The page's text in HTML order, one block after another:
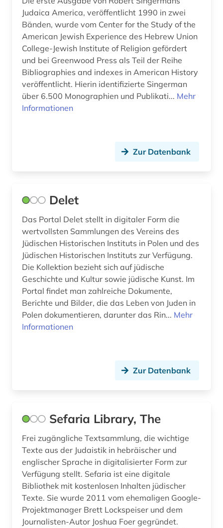
Judaica America, veröffentlicht 1990 in zwei
Bänden, wurde vom Center for the Study of the
American Jewish Experience des Hebrew Union
College-Jewish Institute of Religion gefördert
und bei Greenwood Press als Teil der Reihe
Bibliographies and indexes in American History
veröffentlicht. Hierin identifizierte Singerman
über 6.500 Monographien und Publikati... Mehr
Informationen
Zur Datenbank
Delet
Das Portal Delet stellt in digitaler Form die
wertvollsten Sammlungen des Vereins des
Jüdischen Historischen Instituts in Polen und des
Jüdischen Historischen Instituts zur Verfügung.
Die Kollektion bezieht sich auf jüdische
Geschichte und Kultur sowie jüdische Kunst. Im
Portal findet man zahlreiche Dokumente,
Berichte und Bilder, die das Leben von Juden in
Polen dokumentieren, darunter das Rin... Mehr
Informationen
Zur Datenbank
Sefaria Library, The
Frei zugängliche Textsammlung, die wichtige
Texte aus der Judaistik in hebräischer und
englischer Sprache in digitalisierter Form zur
Verfügung stellt. Sefaria ist eine digitale
Bibliothek mit kostenlosen Inhalten jüdischer
Texte. Sie wurde 2011 vom ehemaligen Google-
Projektmanager Brett Lockspeiser und dem
Journalisten-Autor Joshua Foer gegründet.